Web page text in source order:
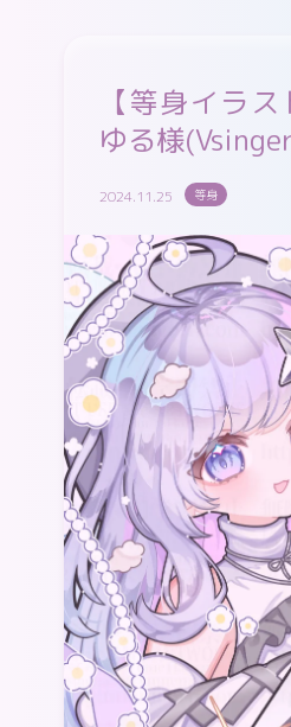
pixivFANBOX
X（twitter） Cara
pixiv misskey
【等身イラ
ゆる様
2024.11.25 等身